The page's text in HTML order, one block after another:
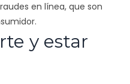
en línea, que son
y estar